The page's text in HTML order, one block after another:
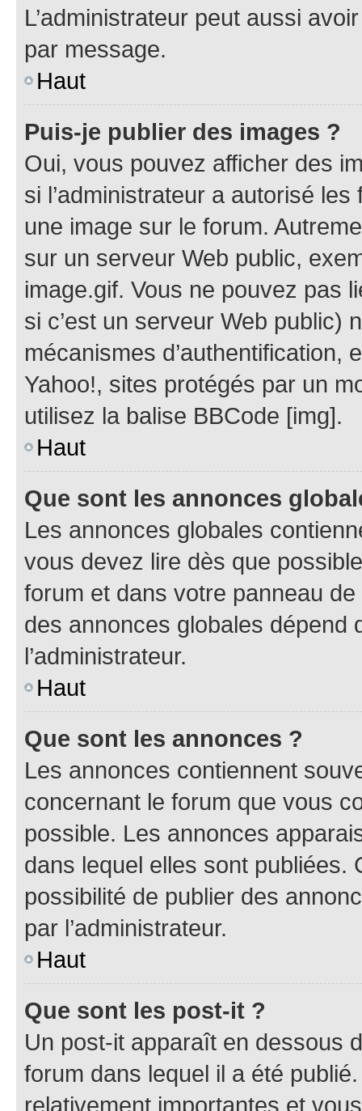
L’administrateur peut aussi
par message.
Haut
Puis-je publier des images ?
Oui, vous pouvez afficher des
si l’administrateur a autorisé
une image sur le forum.
sur un serveur Web public,
image.gif. Vous ne pouvez pas
si c’est un serveur Web public)
mécanismes d’authentification,
Yahoo!, sites protégés par un
utilisez la balise BBCode [img].
Haut
Que sont les annonces
Les annonces globales
vous devez lire dès que
forum et dans votre panneau
des annonces globales dépend
l’administrateur.
Haut
Que sont les annonces ?
Les annonces contiennent
concernant le forum que vous
possible. Les annonces
dans lequel elles sont publiées.
possibilité de publier des
par l’administrateur.
Haut
Que sont les post-it ?
Un post-it apparaît en dessous
forum dans lequel il a été
relativement importantes et